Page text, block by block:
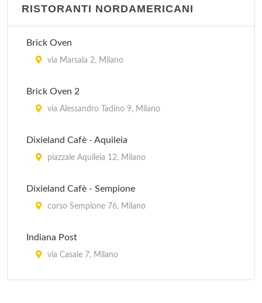
RISTORANTI NORDAMERICANI
Brick Oven
via Marsala 2, Milano
Brick Oven 2
via Alessandro Tadino 9, Milano
Dixieland Cafè - Aquileia
piazzale Aquileia 12, Milano
Dixieland Cafè - Sempione
corso Sempione 76, Milano
Indiana Post
via Casale 7, Milano